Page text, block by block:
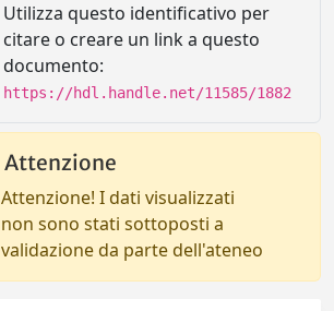
Utilizza questo identificativo per
citare o creare un link a questo
documento:
https://hdl.handle.net/11585/1882
Attenzione
Attenzione! I dati visualizzati
non sono stati sottoposti a
validazione da parte dell'ateneo